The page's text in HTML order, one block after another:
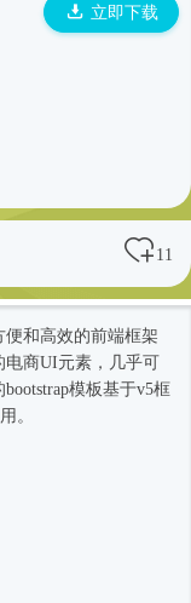
立即下载
11
便和高效的前端框架
电商UI元素，几乎可
模板基于v5框
。